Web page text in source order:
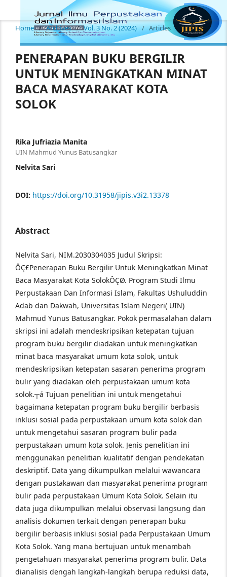
Home / Archives / Vol. 3 No. 2 (2024) / Articles
PENERAPAN BUKU BERGILIR
UNTUK MENINGKATKAN MINAT
BACA MASYARAKAT KOTA
SOLOK
Rika Jufriazia Manita
UIN Mahmud Yunus Batusangkar
Nelvita Sari
DOI: https://doi.org/10.31958/jipis.v3i2.13378
Abstract
Nelvita Sari, NIM.2030304035 Judul Skripsi:
ÔÇ£Penerapan Buku Bergilir Untuk Meningkatkan Minat
Baca Masyarakat Kota SolokÔÇØ. Program Studi Ilmu
Perpustakaan Dan Informasi Islam, Fakultas Ushuluddin
Adab dan Dakwah, Universitas Islam Negeri( UIN)
Mahmud Yunus Batusangkar. Pokok permasalahan dalam
skripsi ini adalah mendeskripsikan ketepatan tujuan
program buku bergilir diadakan untuk meningkatkan
minat baca masyarakat umum kota solok, untuk
mendeskripsikan ketepatan sasaran penerima program
bulir yang diadakan oleh perpustakaan umum kota
solok.┬á Tujuan penelitian ini untuk mengetahui
bagaimana ketepatan program buku bergilir berbasis
inklusi sosial pada perpustakaan umum kota solok dan
untuk mengetahui sasaran program bulir pada
perpustakaan umum kota solok. Jenis penelitian ini
menggunakan penelitian kualitatif dengan pendekatan
deskriptif. Data yang dikumpulkan melalui wawancara
dengan pustakawan dan masyarakat penerima program
bulir pada perpustakaan Umum Kota Solok. Selain itu
data juga dikumpulkan melalui observasi langsung dan
analisis dokumen terkait dengan penerapan buku
bergilir berbasis inklusi sosial pada Perpustakaan Umum
Kota Solok. Yang mana bertujuan untuk menambah
pengetahuan masyarakat penerima program bulir. Data
dianalisis dengah langkah-langkah berupa reduksi data,